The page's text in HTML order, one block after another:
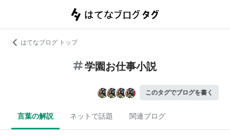
はてなブログ トップ
学園お仕事小説
このタグでブログを書く
言葉の解説 ネットで話題 関連ブログ